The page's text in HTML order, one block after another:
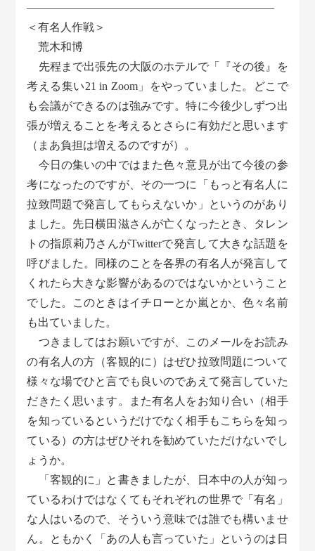
——————————————————————
＜有名人作戦＞
荒木和博
先程まで出張先の大阪のホテルで「『その後』を
考える集い21 in Zoom」をやっていました。どこで
も会議ができるのは強みです。特に今後少しずつ出
張が増えることを考えるとさらに有効だと思います
（まあ負担は増えるのですが）。
今日の集いの中ではまた色々意見が出て今後の参
考になったのですが、その一つに「もっと有名人に
拉致問題で発言してもらえないか」というのがあり
ました。先日横田滋さんが亡くなったとき、タレン
トの指原莉乃さんがTwitterで発言して大きな話題を
呼びました。同様のことを各界の有名人が発言して
くれたら大きな影響があるのではないかということ
でした。このときはイチローとか嵐とか、色々名前
も出ていました。
つきましてはお願いですが、このメールをお読み
の有名人の方（客観的に）はぜひ拉致問題について
様々な場でひと言でも良いのであえて発言していた
だきたく思います。また有名人をお知り合い（相手
を知っているというだけでなく相手もこちらを知っ
ている）の方はぜひそれを勧めていただけないでし
ょうか。
「客観的に」と書きましたが、日本中の人が知っ
ているわけではなくてもそれぞれの世界で「有名」
な人はいるので、そういう意味では誰でも構いませ
ん。ともかく「あの人も言っていた」というのは日